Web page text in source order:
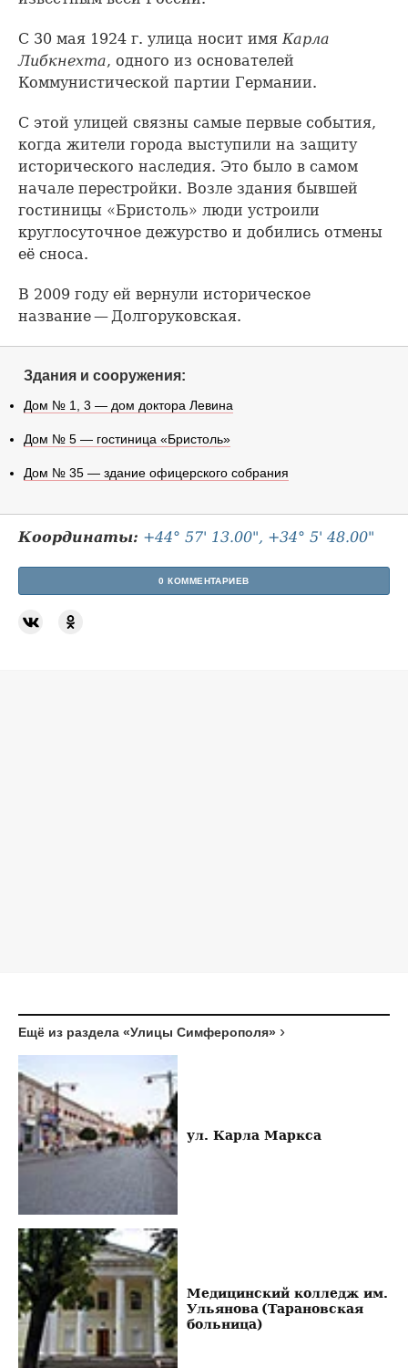
С 30 мая 1924 г. улица носит имяКарла
Либкнехта, одного из основателей
Коммунистической партии Германии.
С этой улицей связны самые первые события,
когда жители города выступили на защиту
исторического наследия. Это было в самом
начале перестройки. Возле здания бывшей
гостиницы «Бристоль» люди устроили
круглосуточное дежурство и добились отмены
её сноса.
В 2009 году ей вернули историческое
название — Долгоруковская.
Здания и сооружения:
Дом № 1, 3 — дом доктора Левина
Дом № 5 — гостиница «Бристоль»
Дом № 35 — здание офицерского собрания
Координаты: +44° 57' 13.00", +34° 5' 48.00"
0 КОММЕНТАРИЕВ
Ещё из раздела «Улицы Симферополя»
ул. Карла Маркса
Медицинский колледж им.
Ульянова (Тарановская
больница)